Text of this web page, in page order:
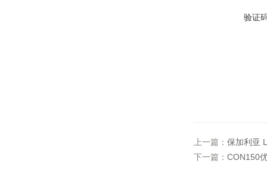
验证
上一篇： 保加利亚
下一篇： CON150